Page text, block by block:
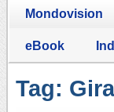
Mondovision
eBook
Tag: